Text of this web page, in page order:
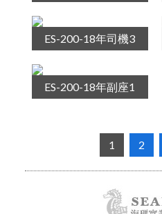
ES-200-18年司機3
ES-200-18年副座1
1 2